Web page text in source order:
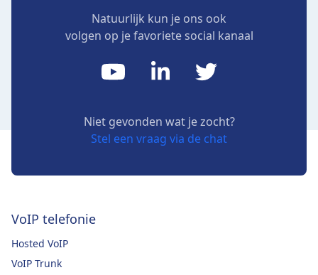
Natuurlijk kun je ons ook
volgen op je favoriete social kanaal
Niet gevonden wat je zocht?
Stel een vraag via de chat
VoIP telefonie
Hosted VoIP
VoIP Trunk